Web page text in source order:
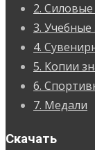
2.
3. Учебные
4.
5. Копии
6.
7. Медали
Скачать